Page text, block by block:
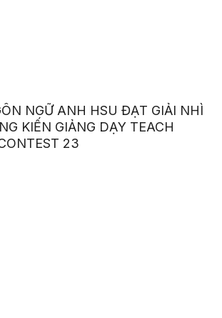
NGỮ ANH HSU ĐẠT GIẢI NHÌ
KIẾN GIẢNG DẠY TEACH
23